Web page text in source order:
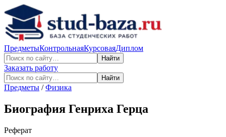
ПредметыКонтрольнаяКурсоваяДиплом
Найти
Заказать работу
Найти
Предметы /Физика
Биография Генриха Герца
Реферат